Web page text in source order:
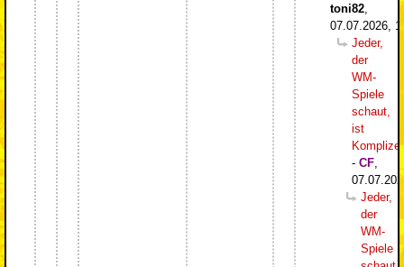
toni82
07.07.2026,
Jeder,
der
WM-
Spiele
schaut,
ist
Komplize
- CF
Jeder,
der
WM-
Spiele